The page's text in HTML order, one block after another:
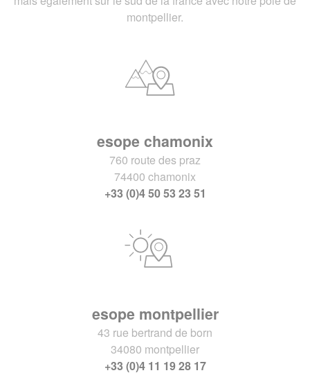
montpellier.
esope chamonix
760 route des praz
74400 chamonix
+33 (0)4 50 53 23 51
esope montpellier
43 rue bertrand de born
34080 montpellier
+33 (0)4 11 19 28 17